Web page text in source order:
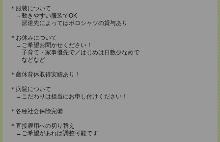
＊服装について
→動きやすい服装でOK
派遣先によってはポロシャツの貸与あり
＊お休みについて
→ご希望お聞かせください！
子育て・家事優先で／はじめは日数少なめで
などなど
＊産休育休取得実績あり！
＊病院について
→こだわりは担当にお申し付けください！
＊各種社会保険完備
＊直接雇用への切り替え
→ご希望があれば調整可能です